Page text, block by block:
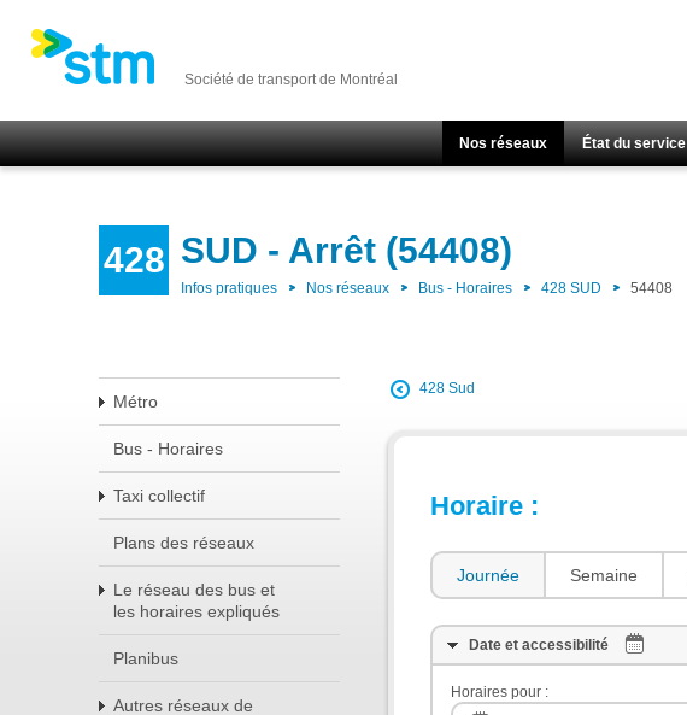
Société de transport de Montréal
Nos réseaux État du service
428 SUD - Arrêt (54408)
Infos pratiques Nos réseaux Bus - Horaires 428 SUD 54408
Métro
Bus - Horaires
Taxi collectif
Plans des réseaux
Le réseau des bus et
les horaires expliqués
Planibus
Autres réseaux de
428 Sud
Horaire :
Journée Semaine
Date et accessibilité
Horaires pour :